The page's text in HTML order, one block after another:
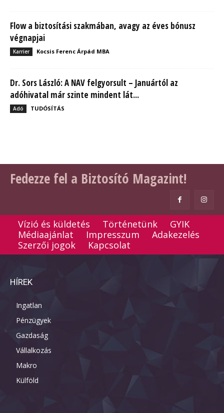
Flow a biztosítási szakmában, avagy az éves bónusz
végnapjai
Karrier Kocsis Ferenc Árpád MBA
Dr. Sors László: A NAV felgyorsult – Januártól az
adóhivatal már szinte mindent lát...
Adó TUDÓSÍTÁS
Fedezze fel a Biztosító Magazint!
Vízió és küldetés Történetünk
GYIK
Médiaajánlat
Impresszum
Adakezelés
Szerzői jogok
Kapcsolat
HÍREK
Ingatlan
Pénzügyek
Gazdaság
Vállalkozás
Makro
Külföld